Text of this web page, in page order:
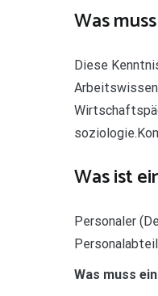
Was
Diese
Was ist
Personaler
Was muss